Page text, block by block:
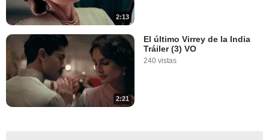
2:13
2:21
El último Virrey de la India
Tráiler (3) VO
240 vistas